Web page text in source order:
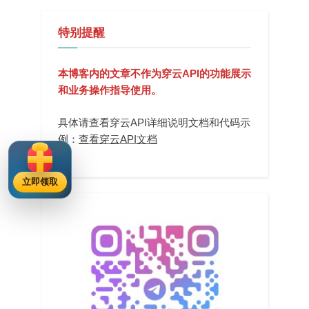
特别提醒
本博客内的文章不作为穿云API的功能展示
和业务操作指导使用。
具体请查看穿云API详细说明文档和代码示
例： 查看穿云API文档
立即领取